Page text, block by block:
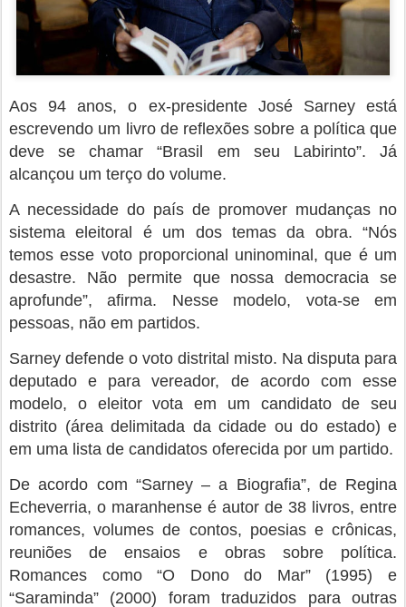
Aos 94 anos, o ex-presidente José Sarney está
escrevendo um livro de reflexões sobre a política que
deve se chamar “Brasil em seu Labirinto”. Já
alcançou um terço do volume.
A necessidade do país de promover mudanças no
sistema eleitoral é um dos temas da obra. “Nós
temos esse voto proporcional uninominal, que é um
desastre. Não permite que nossa democracia se
aprofunde”, afirma. Nesse modelo, vota-se em
pessoas, não em partidos.
Sarney defende o voto distrital misto. Na disputa para
deputado e para vereador, de acordo com esse
modelo, o eleitor vota em um candidato de seu
distrito (área delimitada da cidade ou do estado) e
em uma lista de candidatos oferecida por um partido.
De acordo com “Sarney – a Biografia”, de Regina
Echeverria, o maranhense é autor de 38 livros, entre
romances, volumes de contos, poesias e crônicas,
reuniões de ensaios e obras sobre política.
Romances como “O Dono do Mar” (1995) e
“Saraminda” (2000) foram traduzidos para outras